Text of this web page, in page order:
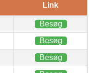
Link
Besøg
Besøg
Besøg